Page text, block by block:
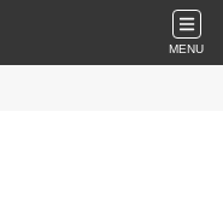
MENU